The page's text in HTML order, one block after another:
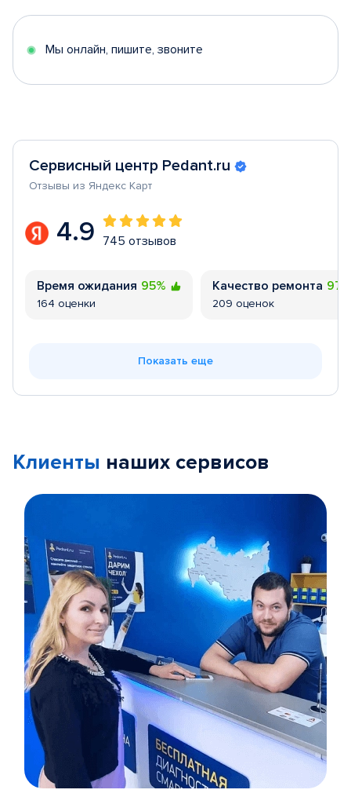
5
Мы онлайн, пишите, звоните
Сервисный центр Pedant.ru
Отзывы из Яндекс Карт
4.9 745 отзывов
Время ожидания 95%
164 оценки
Качество ремонта
209 оценок
Показать еще
Клиенты наших сервисов